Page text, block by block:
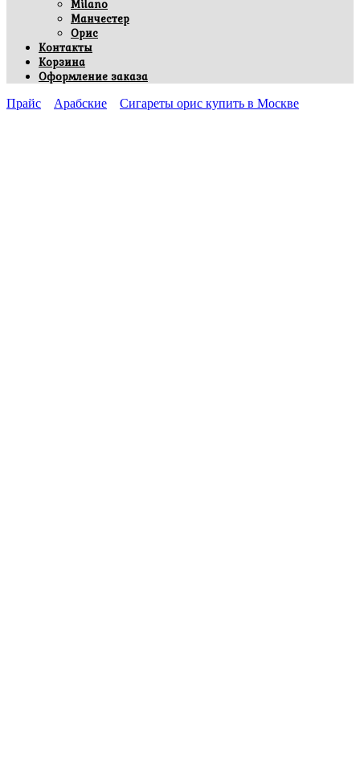
Milano
Манчестер
Орис
Контакты
Корзина
Оформление заказа
Прайс Арабские Сигареты орис купить в Москве